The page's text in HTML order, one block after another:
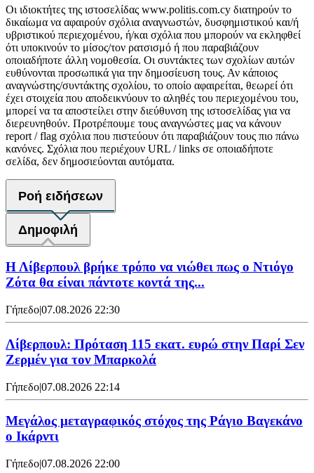
Οι ιδιοκτήτες της ιστοσελίδας www.politis.com.cy διατηρούν το
δικαίωμα να αφαιρούν σχόλια αναγνωστών, δυσφημιστικού και/ή
υβριστικού περιεχομένου, ή/και σχόλια που μπορούν να εκληφθεί
ότι υποκινούν το μίσος/τον ρατσισμό ή που παραβιάζουν
οποιαδήποτε άλλη νομοθεσία. Οι συντάκτες των σχολίων αυτών
ευθύνονται προσωπικά για την δημοσίευση τους. Αν κάποιος
αναγνώστης/συντάκτης σχολίου, το οποίο αφαιρείται, θεωρεί ότι
έχει στοιχεία που αποδεικνύουν το αληθές του περιεχομένου του,
μπορεί να τα αποστείλει στην διεύθυνση της ιστοσελίδας για να
διερευνηθούν. Προτρέπουμε τους αναγνώστες μας να κάνουν
report / flag σχόλια που πιστεύουν ότι παραβιάζουν τους πιο πάνω
κανόνες. Σχόλια που περιέχουν URL / links σε οποιαδήποτε
σελίδα, δεν δημοσιεύονται αυτόματα.
Ροή ειδήσεων
Δημοφιλή
Η Λίβερπουλ βρήκε τρόπο να νιώθει πως ο Ντιόγο
Ζότα θα είναι πάντοτε κοντά της...
Γήπεδο|07.08.2026 22:30
Λίβερπουλ: Πρόταση 115 εκατ. ευρώ στην Παρί Σεν
Ζερμέν για τον Μπαρκολά
Γήπεδο|07.08.2026 22:14
Μεγάλος μεταγραφικός στόχος της Ράγιο Βαγεκάνο
ο Ικάρντι
Γήπεδο|07.08.2026 22:00